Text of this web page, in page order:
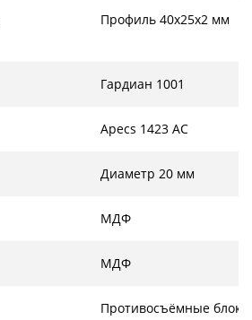
Профиль 40х25х2 мм
Гардиан 1001
Apecs 1423 AC
Диаметр 20 мм
МДФ
МДФ
Противосъёмные